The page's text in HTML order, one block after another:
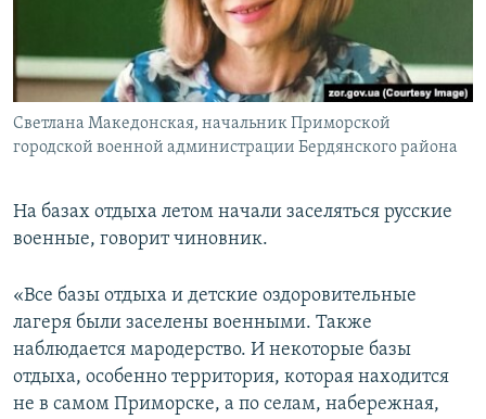
Светлана Македонская, начальник Приморской
городской военной администрации Бердянского района
На базах отдыха летом начали заселяться русские
военные, говорит чиновник.
«Все базы отдыха и детские оздоровительные
лагеря были заселены военными. Также
наблюдается мародерство. И некоторые базы
отдыха, особенно территория, которая находится
не в самом Приморске, а по селам, набережная,